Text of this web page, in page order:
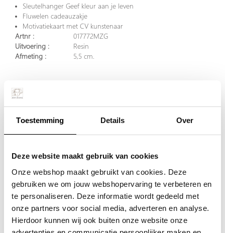
Toestemming Details Over
Deze website maakt gebruik van cookies
Onze webshop maakt gebruikt van cookies. Deze
gebruiken we om jouw webshopervaring te verbeteren en
te personaliseren. Deze informatie wordt gedeeld met
onze partners voor social media, adverteren en analyse.
Hierdoor kunnen wij ook buiten onze website onze
Sleutelhanger Geef kleur aan je leven
Fluwelen cadeauzakje
Motivatiekaart met CV kunstenaar
Artnr :
017772MZG
Uitvoering :
Resin
Afmeting :
5,5 cm.
€ 2,84
Plaats in winkelwagen
Doordeweeks voor 13.00 uur besteld, de volgende werkdag